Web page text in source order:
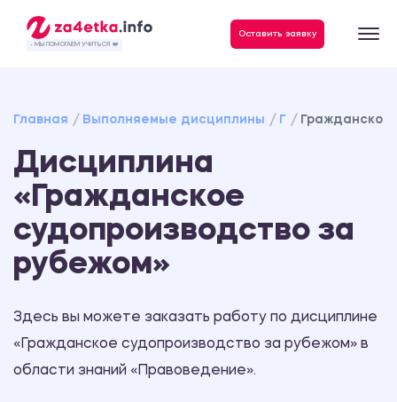
- МЫ ПОМОГАЕМ УЧИТЬСЯ ❤️
Оставить заявку
Главная Выполняемые дисциплины Г Гражданское
Дисциплина
«Гражданское
судопроизводство за
рубежом»
Здесь вы можете заказать работу по дисциплине
«Гражданское судопроизводство за рубежом» в
области знаний «Правоведение».